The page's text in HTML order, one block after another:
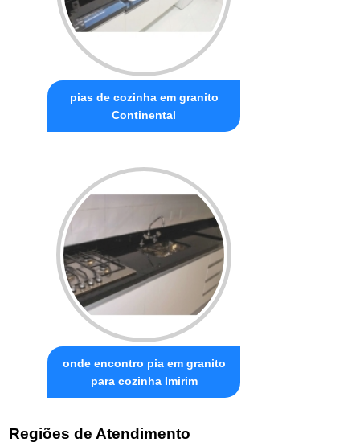
pias de cozinha em granito
Continental
onde encontro pia em granito
para cozinha Imirim
Regiões de Atendimento